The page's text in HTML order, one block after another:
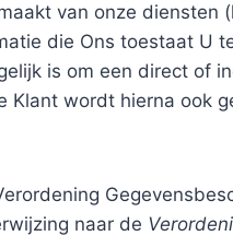
van onze diensten
die Ons toestaat U
is om een direct of
wordt hierna ook
naar de